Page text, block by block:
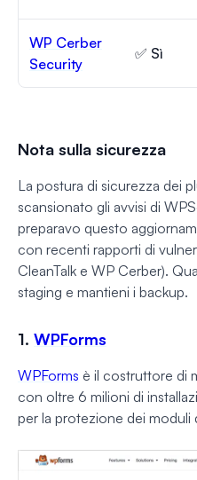
WP Cerber
Security
✅ Sì
Nota sulla sicurezza
La postura di sicurezza dei
scansionato gli avvisi di
preparavo questo
con recenti rapporti di
CleanTalk e WP Cerber).
staging e mantieni i backup.
1. WPForms
WPForms è il costruttore di
con oltre 6 milioni di
per la protezione dei moduli